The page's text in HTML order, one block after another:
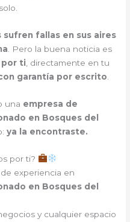
sufren fallas en sus aires
. Pero la buena noticia es
por ti , directamente en tu
garantía por escrito
una empresa de
en Bosques del
ya la encontraste.
por ti?
experiencia en
en Bosques del
y cualquier espacio